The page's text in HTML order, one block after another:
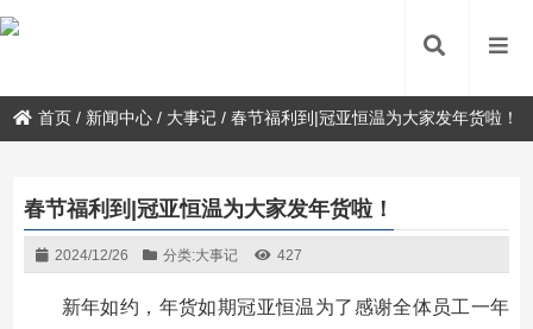
首页 / 新闻中心 / 大事记 /春节福利到|冠亚恒温为大家发年货啦！
春节福利到|冠亚恒温为大家发年货啦！
2024/12/26 分类:大事记 427
新年如约，年货如期冠亚恒温为了感谢全体员工一年